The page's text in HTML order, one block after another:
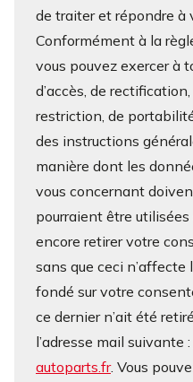
de traiter et répondre à
Conformément à la
vous pouvez exercer à
d’accès, de
restriction, de
des instructions
manière dont les
vous concernant
pourraient être
encore retirer votre
sans que ceci
fondé sur votre
ce dernier n’ait été
l’adresse mail suivante :
autoparts.fr. Vous